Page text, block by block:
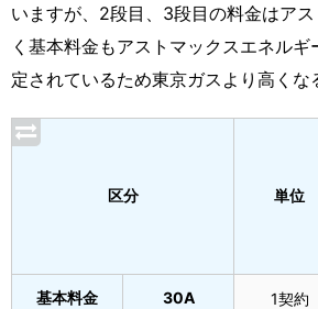
いますが、2段目、3段目の料金はア
く基本料金もアストマックスエネル
定されているため東京ガスより高くな
区分 単位
基本料金 30A 1契約